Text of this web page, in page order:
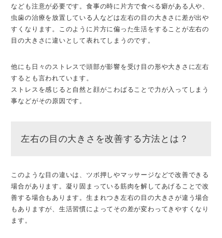
なども注意が必要です。食事の時に片方で食べる癖がある人や、
虫歯の治療を放置している人などは左右の目の大きさに差が出や
すくなります。このように片方に偏った生活をすることが左右の
目の大きさに違いとして表れてしまうのです。
他にも日々のストレスで頭部が影響を受け目の形や大きさに左右
するとも言われています。
ストレスを感じると自然と顔がこわばることで力が入ってしまう
事などがその原因です。
左右の目の大きさを改善する方法とは？
このような目の違いは、ツボ押しやマッサージなどで改善できる
場合があります。凝り固まっている筋肉を解してあげることで改
善する場合もあります。生まれつき左右の目の大きさが違う場合
もありますが、生活習慣によってその差が変わってきやすくなり
ます。